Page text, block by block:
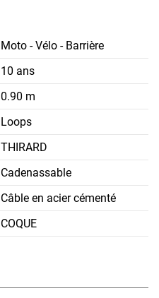
Moto - Vélo - Barrière
10 ans
0.90 m
Loops
THIRARD
Cadenassable
Câble en acier cémenté
COQUE